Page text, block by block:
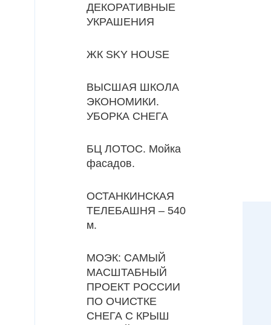
ДЕКОРАТИВНЫЕ
УКРАШЕНИЯ
ЖК SKY HOUSE
ВЫСШАЯ ШКОЛА
ЭКОНОМИКИ.
УБОРКА СНЕГА
БЦ ЛОТОС. Мойка
фасадов.
ОСТАНКИНСКАЯ
ТЕЛЕБАШНЯ – 540
м.
МОЭК: САМЫЙ
МАСШТАБНЫЙ
ПРОЕКТ РОССИИ
ПО ОЧИСТКЕ
СНЕГА С КРЫШ
БЦ